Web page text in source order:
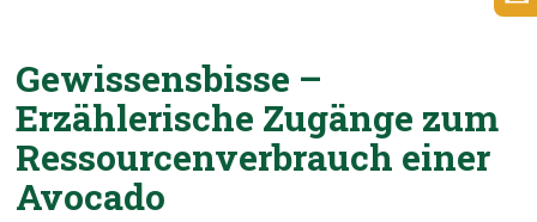
Gewissensbisse –
Erzählerische Zugänge zum
Ressourcenverbrauch einer
Avocado